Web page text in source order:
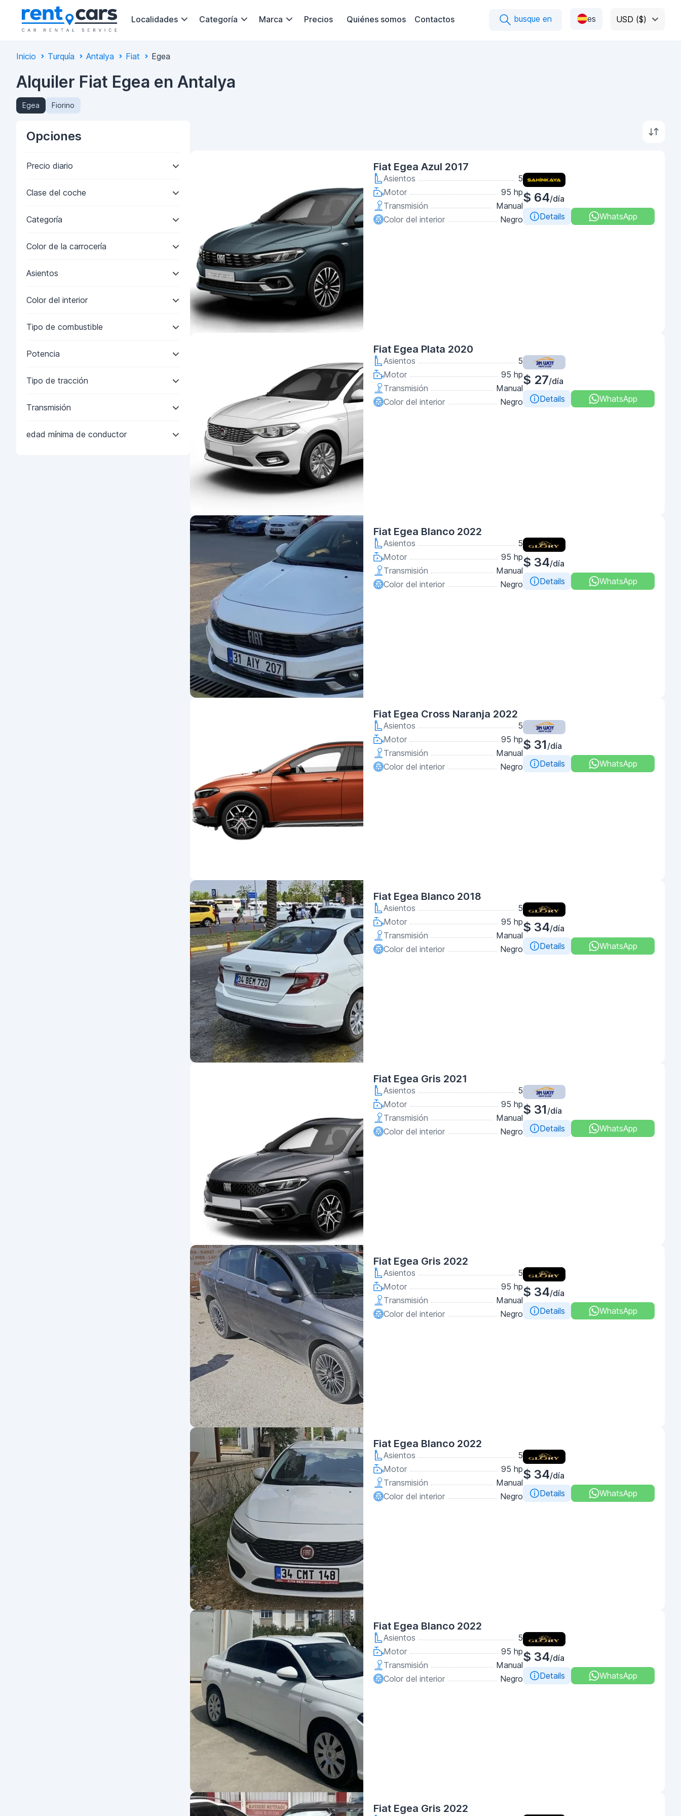
Localidades Categoría Marca Precios Quiénes somos Contactos busque en es USD ($)
Inicio Turquía Antalya Fiat Egea
Alquiler Fiat Egea en Antalya
Egea Fiorino
Opciones
Precio diario
Clase del coche
Categoría
Color de la carrocería
Asientos
Color del interior
Tipo de combustible
Potencia
Tipo de tracción
Transmisión
edad mínima de conductor
Fiat Egea Azul 2017
Asientos
5
Motor
95 hp
Transmisión
Manual
Color del interior
Negro
$ 64/día
Details
WhatsApp
Fiat Egea Plata 2020
Asientos
5
Motor
95 hp
Transmisión
Manual
Color del interior
Negro
$ 27/día
Details
WhatsApp
Fiat Egea Blanco 2022
Asientos
5
Motor
95 hp
Transmisión
Manual
Color del interior
Negro
$ 34/día
Details
WhatsApp
Fiat Egea Cross Naranja 2022
Asientos
5
Motor
95 hp
Transmisión
Manual
Color del interior
Negro
$ 31/día
Details
WhatsApp
Fiat Egea Blanco 2018
Asientos
5
Motor
95 hp
Transmisión
Manual
Color del interior
Negro
$ 34/día
Details
WhatsApp
Fiat Egea Gris 2021
Asientos
5
Motor
95 hp
Transmisión
Manual
Color del interior
Negro
$ 31/día
Details
WhatsApp
Fiat Egea Gris 2022
Asientos
5
Motor
95 hp
Transmisión
Manual
Color del interior
Negro
$ 34/día
Details
WhatsApp
Fiat Egea Blanco 2022
Asientos
5
Motor
95 hp
Transmisión
Manual
Color del interior
Negro
$ 34/día
Details
WhatsApp
Fiat Egea Blanco 2022
Asientos
5
Motor
95 hp
Transmisión
Manual
Color del interior
Negro
$ 34/día
Details
WhatsApp
Fiat Egea Gris 2022